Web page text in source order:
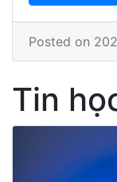
Posted on
Tin